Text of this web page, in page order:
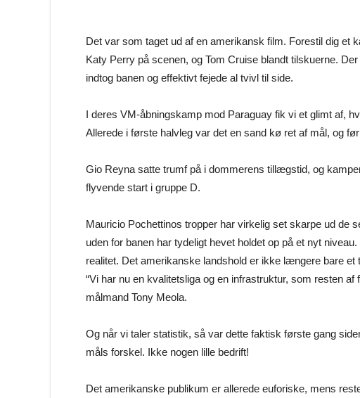
Det var som taget ud af en amerikansk film. Forestil dig
Katy Perry på scenen, og Tom Cruise blandt tilskuerne.
indtog banen og effektivt fejede al tvivl til side.
I deres VM-åbningskamp mod Paraguay fik vi et glimt af,
Allerede i første halvleg var det en sand kø ret af mål, og
Gio Reyna satte trumf på i dommerens tillægstid, og
flyvende start i gruppe D.
Mauricio Pochettinos tropper har virkelig set skarpe ud de
uden for banen har tydeligt hevet holdet op på et nyt
realitet. Det amerikanske landshold er ikke længere bare et
“Vi har nu en kvalitetsliga og en infrastruktur, som resten
målmand Tony Meola.
Og når vi taler statistik, så var dette faktisk første gang
måls forskel. Ikke nogen lille bedrift!
Det amerikanske publikum er allerede euforiske, mens